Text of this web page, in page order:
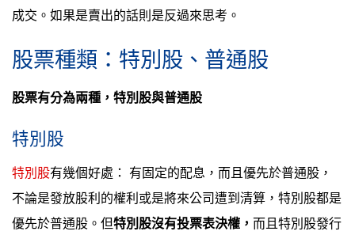
成交。如果是賣出的話則是反過來思考。
股票種類：特別股、普通股
股票有分為兩種，特別股與普通股
特別股
特別股有幾個好處： 有固定的配息，而且優先於普通股，
不論是發放股利的權利或是將來公司遭到清算，特別股都是
優先於普通股。但特別股沒有投票表決權， 而且特別股發行